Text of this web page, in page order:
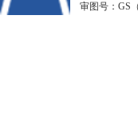
审图号：GS